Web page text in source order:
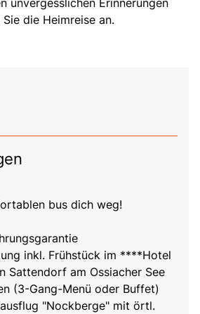
unvergesslichen Erinnerungen
die Heimreise an.
bus dich weg!
inkl. Frühstück im ****Hotel
Sattendorf am Ossiacher See
(3-Gang-Menü oder Buffet)
"Nockberge" mit örtl.